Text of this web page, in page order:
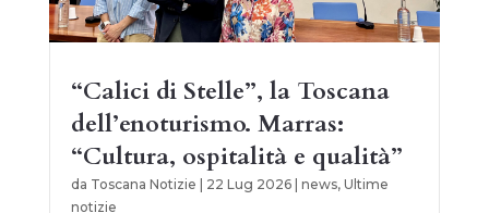
“Calici di Stelle”, la Toscana
dell’enoturismo. Marras:
“Cultura, ospitalità e qualità”
da Toscana Notizie 22 Lug 2026| news, Ultime
notizie